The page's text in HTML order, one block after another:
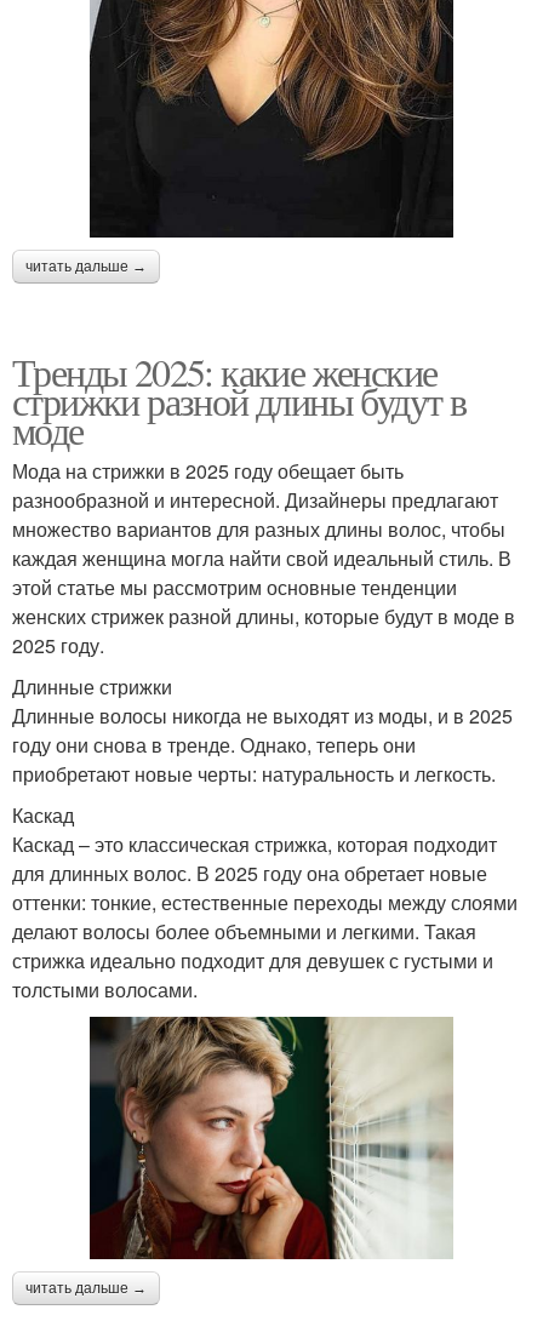
читать дальше →
Тренды 2025: какие женские
стрижки разной длины будут в
моде
Мода на стрижки в 2025 году обещает быть
разнообразной и интересной. Дизайнеры предлагают
множество вариантов для разных длины волос, чтобы
каждая женщина могла найти свой идеальный стиль. В
этой статье мы рассмотрим основные тенденции
женских стрижек разной длины, которые будут в моде в
2025 году.
Длинные стрижки
Длинные волосы никогда не выходят из моды, и в 2025
году они снова в тренде. Однако, теперь они
приобретают новые черты: натуральность и легкость.
Каскад
Каскад – это классическая стрижка, которая подходит
для длинных волос. В 2025 году она обретает новые
оттенки: тонкие, естественные переходы между слоями
делают волосы более объемными и легкими. Такая
стрижка идеально подходит для девушек с густыми и
толстыми волосами.
читать дальше →